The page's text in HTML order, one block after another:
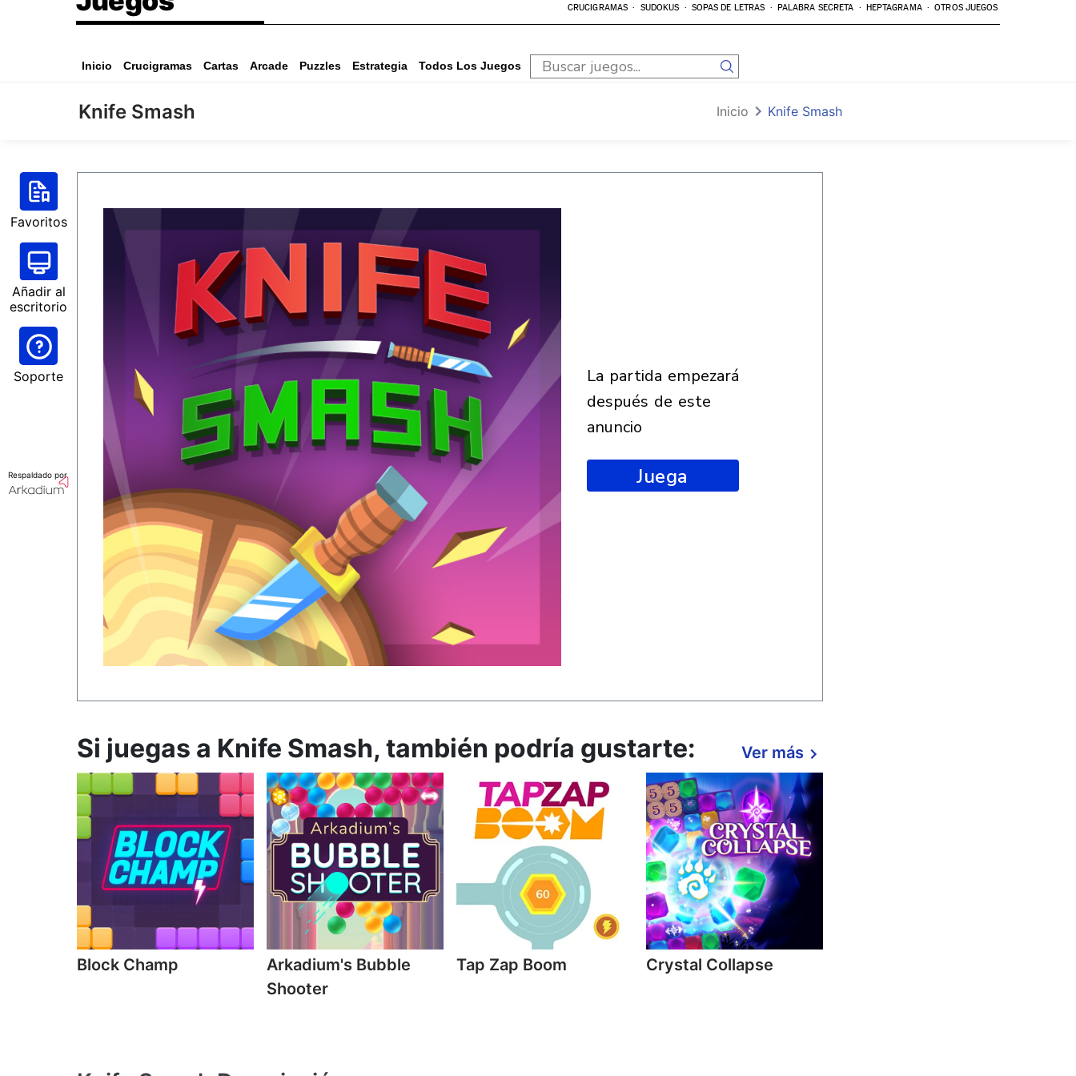
CRUCIGRAMAS SUDOKUS SOPAS DE LETRAS PALABRA SECRETA HEPTAGRAMA OTROS JUEGOS
Inicio Crucigramas Cartas Arcade Puzzles Estrategia Todos Los Juegos
Knife Smash Inicio Knife Smash
Favoritos
Añadir al
escritorio
Soporte
Respaldado por
la partida empezará
después de este
anuncio
Juega
Si juegas a Knife Smash, también podría gustarte: Ver más
Block Champ
Arkadium's Bubble
Shooter
Tap Zap Boom Crystal Collapse